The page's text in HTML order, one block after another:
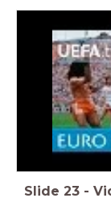
Slide 23 -